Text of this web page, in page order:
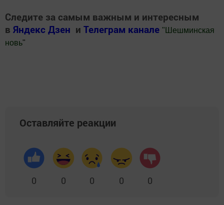
Следите за самым важным и интересным
в Яндекс Дзен и Телеграм канале " Шешминская
новь"
Оставляйте реакции
0 0 0 0 0